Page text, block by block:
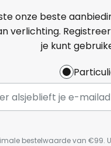
onze beste
verlichting.
je kunt
bestelwaarde van €99.